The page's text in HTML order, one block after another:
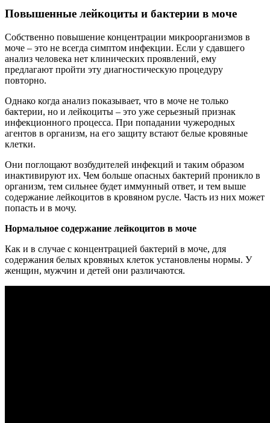
Повышенные лейкоциты и бактерии в моче
Собственно повышение концентрации микроорганизмов в
моче – это не всегда симптом инфекции. Если у сдавшего
анализ человека нет клинических проявлений, ему
предлагают пройти эту диагностическую процедуру
повторно.
Однако когда анализ показывает, что в моче не только
бактерии, но и лейкоциты – это уже серьезный признак
инфекционного процесса. При попадании чужеродных
агентов в организм, на его защиту встают белые кровяные
клетки.
Они поглощают возбудителей инфекций и таким образом
инактивируют их. Чем больше опасных бактерий проникло в
организм, тем сильнее будет иммунный ответ, и тем выше
содержание лейкоцитов в кровяном русле. Часть из них может
попасть и в мочу.
Нормальное содержание лейкоцитов в моче
Как и в случае с концентрацией бактерий в моче, для
содержания белых кровяных клеток установлены нормы. У
женщин, мужчин и детей они различаются.